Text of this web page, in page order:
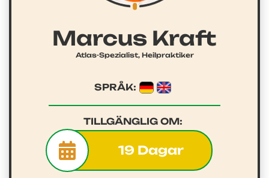
Marcus Kraft
Atlas-Spezialist, Heilpraktiker
SPRÅK:
TILLGÄNGLIG OM:
19 Dagar